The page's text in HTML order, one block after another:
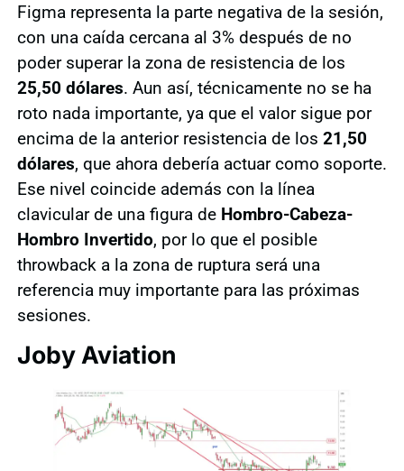
Figma representa la parte negativa de la sesión,
con una caída cercana al 3% después de no
poder superar la zona de resistencia de los
25,50 dólares. Aun así, técnicamente no se ha
roto nada importante, ya que el valor sigue por
encima de la anterior resistencia de los 21,50
dólares, que ahora debería actuar como soporte.
Ese nivel coincide además con la línea
clavicular de una figura de Hombro-Cabeza-
Hombro Invertido, por lo que el posible
throwback a la zona de ruptura será una
referencia muy importante para las próximas
sesiones.
Joby Aviation